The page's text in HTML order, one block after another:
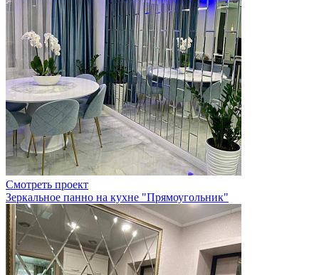
Смотреть проект
Зеркальное панно на кухне "Прямоугольник"